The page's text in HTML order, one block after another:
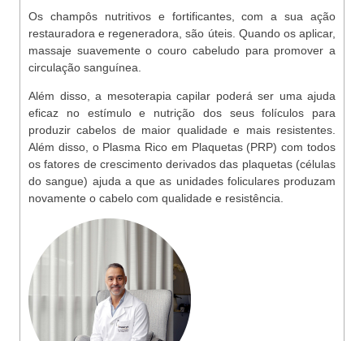
Os champôs nutritivos e fortificantes, com a sua ação
restauradora e regeneradora, são úteis. Quando os aplicar,
massaje suavemente o couro cabeludo para promover a
circulação sanguínea.
Além disso, a mesoterapia capilar poderá ser uma ajuda
eficaz no estímulo e nutrição dos seus folículos para
produzir cabelos de maior qualidade e mais resistentes.
Além disso, o Plasma Rico em Plaquetas (PRP) com todos
os fatores de crescimento derivados das plaquetas (células
do sangue) ajuda a que as unidades foliculares produzam
novamente o cabelo com qualidade e resistência.